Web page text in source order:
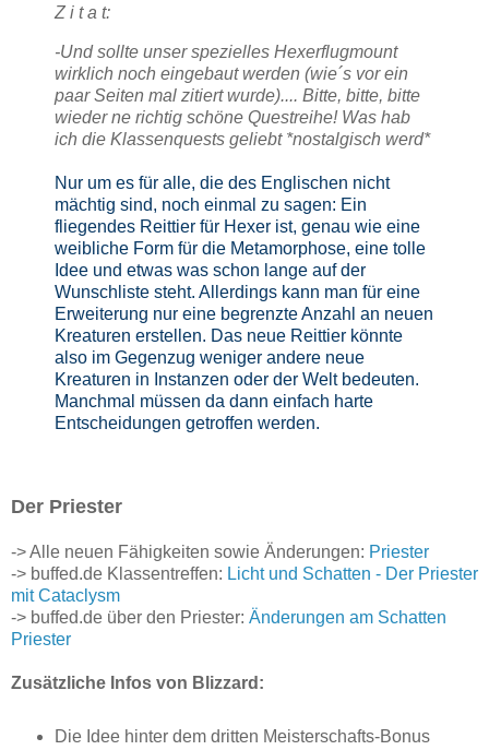
Z i t a t:
-Und sollte unser spezielles Hexerflugmount
wirklich noch eingebaut werden (wie´s vor ein
paar Seiten mal zitiert wurde).... Bitte, bitte, bitte
wieder ne richtig schöne Questreihe! Was hab
ich die Klassenquests geliebt *nostalgisch werd*
Nur um es für alle, die des Englischen nicht
mächtig sind, noch einmal zu sagen: Ein
fliegendes Reittier für Hexer ist, genau wie eine
weibliche Form für die Metamorphose, eine tolle
Idee und etwas was schon lange auf der
Wunschliste steht. Allerdings kann man für eine
Erweiterung nur eine begrenzte Anzahl an neuen
Kreaturen erstellen. Das neue Reittier könnte
also im Gegenzug weniger andere neue
Kreaturen in Instanzen oder der Welt bedeuten.
Manchmal müssen da dann einfach harte
Entscheidungen getroffen werden.
Der Priester
-> Alle neuen Fähigkeiten sowie Änderungen: Priester
-> buffed.de Klassentreffen: Licht und Schatten - Der Priester
mit Cataclysm
-> buffed.de über den Priester: Änderungen am Schatten
Priester
Zusätzliche Infos von Blizzard:
Die Idee hinter dem dritten Meisterschafts-Bonus